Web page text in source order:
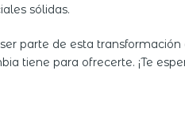
sólidas.
parte de esta
tiene para ofrecerte. ¡Te